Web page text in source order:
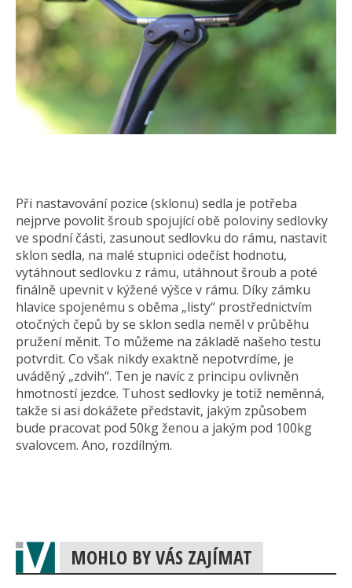
Při nastavování pozice (sklonu) sedla je potřeba
nejprve povolit šroub spojující obě poloviny sedlovky
ve spodní části, zasunout sedlovku do rámu, nastavit
sklon sedla, na malé stupnici odečíst hodnotu,
vytáhnout sedlovku z rámu, utáhnout šroub a poté
finálně upevnit v kýžené výšce v rámu. Díky zámku
hlavice spojenému s oběma „listy“ prostřednictvím
otočných čepů by se sklon sedla neměl v průběhu
pružení měnit. To můžeme na základě našeho testu
potvrdit. Co však nikdy exaktně nepotvrdíme, je
uváděný „zdvih“. Ten je navíc z principu ovlivněn
hmotností jezdce. Tuhost sedlovky je totiž neměnná,
takže si asi dokážete představit, jakým způsobem
bude pracovat pod 50kg ženou a jakým pod 100kg
svalovcem. Ano, rozdílným.
MOHLO BY VÁS ZAJÍMAT